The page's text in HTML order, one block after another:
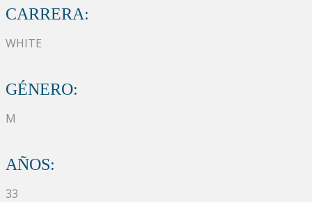
CARRERA:
WHITE
GÉNERO:
M
AÑOS:
33